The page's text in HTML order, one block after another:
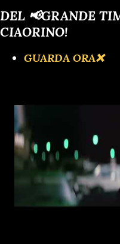
DEL 📢GRANDE
CIAORINO!
GUARDA ORA❌️